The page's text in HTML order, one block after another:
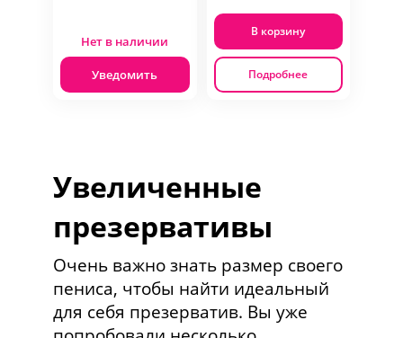
Нет в наличии
Уведомить
В корзину
Подробнее
Увеличенные
презервативы
Очень важно знать размер своего
пениса, чтобы найти идеальный
для себя презерватив. Вы уже